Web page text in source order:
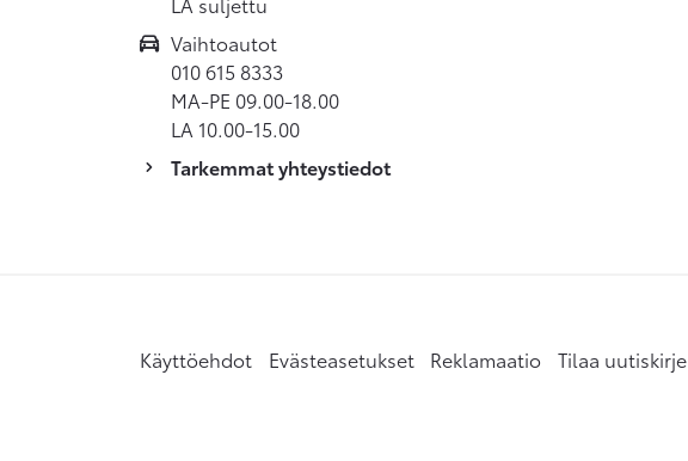
Vaihtoautot
010 615 8333
MA-PE 09.00-18.00
LA 10.00-15.00
Tarkemmat yhteystiedot
Käyttöehdot Evästeasetukset Reklamaatio Tilaa uutiskirje